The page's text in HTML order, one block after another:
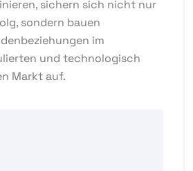
sichern sich nicht nur
sondern bauen
im
und technologisch
Markt auf.